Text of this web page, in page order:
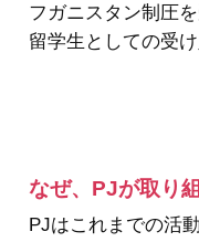
フガニスタン制圧
留学生としての受
なぜ、PJが取り
PJはこれまでの活